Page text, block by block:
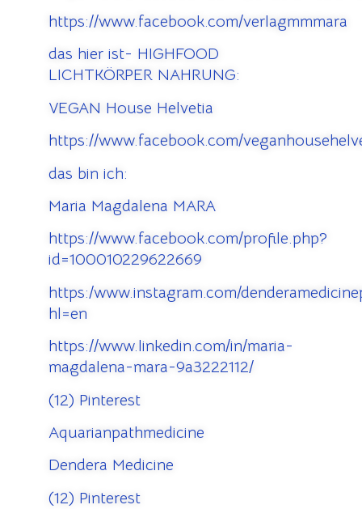
https://www.facebook.com/verlagmmmara
das hier ist- HIGHFOOD
LICHTKÖRPER NAHRUNG:
VEGAN House Helvetia
https://www.facebook.com/
das bin ich:
Maria Magdalena MARA
https://www.facebook.com/profile.php?
id=100010229622669
https:/www.instagram.com/
hl=en
https://www.linkedin.com/in/maria-
magdalena-mara-9a3222112/
(12) Pinterest
Aquarianpathmedicine
Dendera Medicine
(12) Pinterest